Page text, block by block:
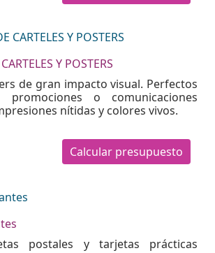
Y POSTERS
de gran impacto visual. Perfectos
promociones o comunicaciones
nítidas y colores vivos.
Calcular presupuesto
postales y tarjetas prácticas